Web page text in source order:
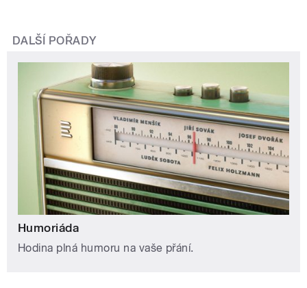
DALŠÍ POŘADY
Humoriáda
Hodina plná humoru na vaše přání.